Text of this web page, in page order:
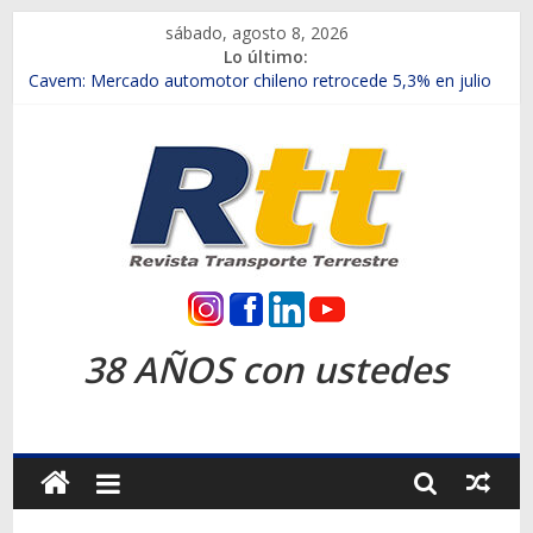
contenido
sábado, agosto 8, 2026
Lo último:
Chile es el primer mercado internacional en lanzar la nueva
Salfa suma vehículos electrificados de Chevrolet en el Biobío
Samex amplía su red con nuevas sucursales en Rancagua y
SINOTRUK Pick-ups presentó la recién estrenada Bolden en
la Expo Compras Públicas 2026
Revista
Transporte
Terrestre
38 AÑOS con ustedes